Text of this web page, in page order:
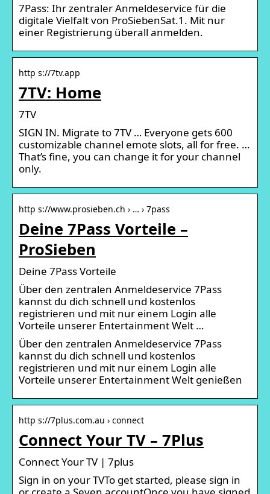
7Pass: Ihr zentraler Anmeldeservice für die
digitale Vielfalt von ProSiebenSat.1. Mit nur
einer Registrierung überall anmelden.
http s://7tv.app
7TV: Home
7TV
SIGN IN. Migrate to 7TV … Everyone gets 600
customizable channel emote slots, all for free. …
That’s fine, you can change it for your channel
only.
http s://www.prosieben.ch › … › 7pass
Deine 7Pass Vorteile –
ProSieben
Deine 7Pass Vorteile
Über den zentralen Anmeldeservice 7Pass
kannst du dich schnell und kostenlos
registrieren und mit nur einem Login alle
Vorteile unserer Entertainment Welt …
Über den zentralen Anmeldeservice 7Pass
kannst du dich schnell und kostenlos
registrieren und mit nur einem Login alle
Vorteile unserer Entertainment Welt genießen
http s://7plus.com.au › connect
Connect Your TV – 7Plus
Connect Your TV | 7plus
Sign in on your TVTo get started, please sign in